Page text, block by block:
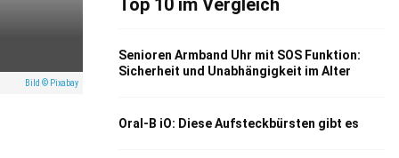
Bild © Pixabay
Top 10 im Vergleich
Senioren Armband Uhr mit SOS Funktion:
Sicherheit und Unabhängigkeit im Alter
Oral-B iO: Diese Aufsteckbürsten gibt es